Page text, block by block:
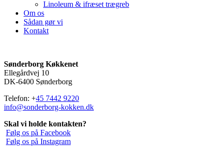
Linoleum & ifræset trægreb
Om os
Sådan gør vi
Kontakt
Sønderborg Køkkenet
Ellegårdvej 10
DK-6400 Sønderborg
Telefon: +45 7442 9220
info@sonderborg-kokken.dk
Skal vi holde kontakten?
Følg os på Facebook
Følg os på Instagram